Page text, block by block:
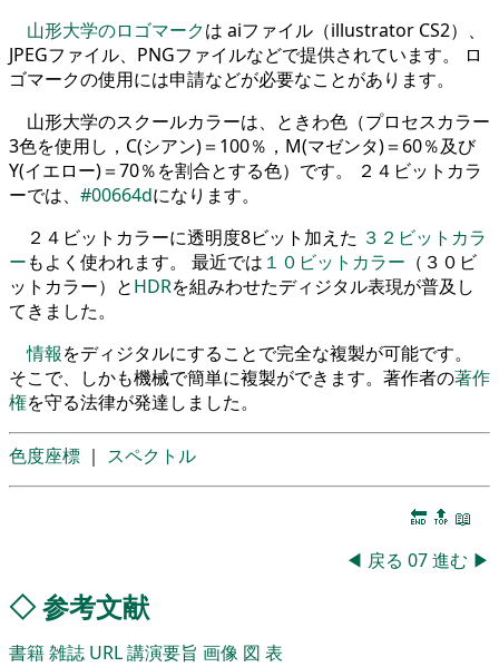
山形大学のロゴマークは aiファイル（illustrator CS2）、
JPEGファイル、PNGファイルなどで提供されています。 ロ
ゴマークの使用には申請などが必要なことがあります。
山形大学のスクールカラーは、ときわ色（プロセスカラー
3色を使用し，C(シアン)＝100％，M(マゼンタ)＝60％及び
Y(イエロー)＝70％を割合とする色）です。 ２４ビットカラ
ーでは、 #00664dになります。
２４ビットカラーに透明度8ビット加えた ３２ビットカラ
ーもよく使われます。 最近では １０ビットカラー （３０ビ
ットカラー）とHDRを組みわせたディジタル表現が普及し
てきました。
情報をディジタルにすることで完全な複製が可能です。
そこで、しかも機械で簡単に複製ができます。著作者の著作
権を守る法律が発達しました。
色度座標 ｜ スペクトル
🔚 🔝 📖
◀ 戻る 07進む ▶
◇参考文献
書籍雑誌 URL講演要旨 画像 図 表